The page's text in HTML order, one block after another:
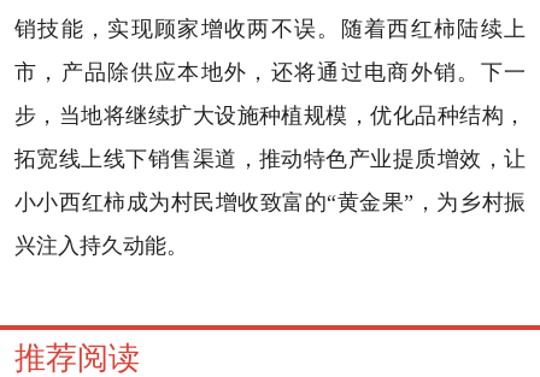
销技能，实现顾家增收两不误。随着西红柿陆续上
市，产品除供应本地外，还将通过电商外销。下一
步，当地将继续扩大设施种植规模，优化品种结构，
拓宽线上线下销售渠道，推动特色产业提质增效，让
小小西红柿成为村民增收致富的“黄金果”，为乡村振
兴注入持久动能。
推荐阅读